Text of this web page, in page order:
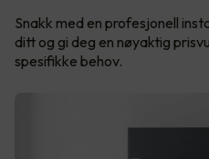
Snakk med en profesjonell
ditt og gi deg en nøyaktig
spesifikke behov.